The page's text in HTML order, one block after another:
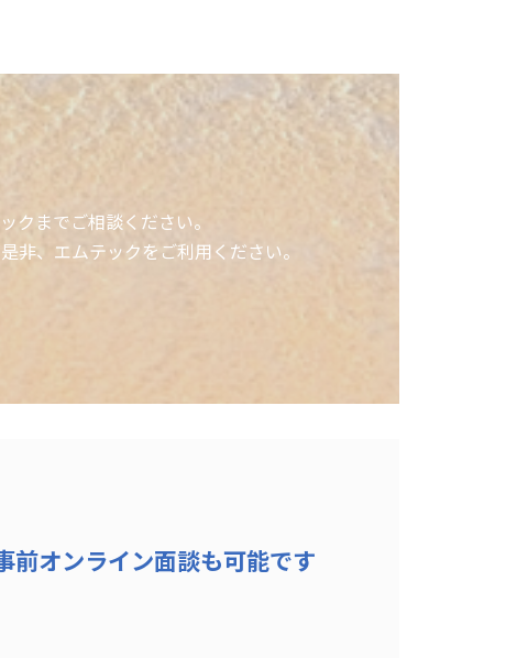
クまでご相談ください。
非、エムテックをご利用ください。
前オンライン面談も可能です